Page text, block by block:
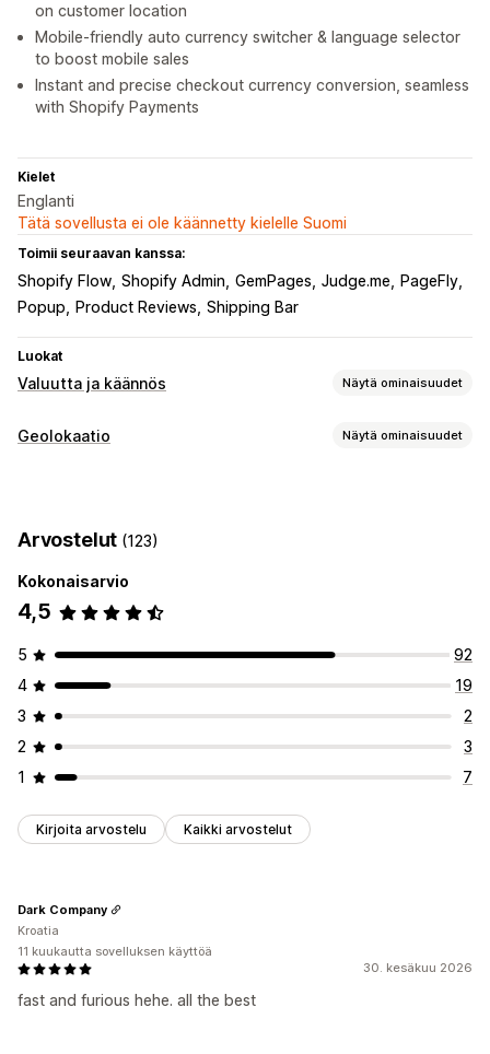
on customer location
Mobile-friendly auto currency switcher & language selector
to boost mobile sales
Instant and precise checkout currency conversion, seamless
with Shopify Payments
Kielet
Englanti
Tätä sovellusta ei ole käännetty kielelle Suomi
Toimii seuraavan kanssa:
Shopify Flow Shopify Admin GemPages Judge.me
PageFly
Popup
Product Reviews Shipping Bar
Luokat
Valuutta ja käännös Näytä ominaisuudet
Valuutan vaihto
Konekäännös Käännösten automaattinen synkronointi
Joukkokäännös Automaattinen uudelleenohjaus
Kielen vaihdin
Geolokaatio Näytä ominaisuudet
Automaattinen uudelleenohjaus
Manuaalinen uudelleenohjaus
Lokalisointiasetukset
Arvostelut (123)
Kokonaisarvio
4,5
5
92
4
19
3
2
2
3
1
7
Kirjoita arvostelu Kaikki arvostelut
30. kesäkuu 2026
fast and furious hehe. all the best
Dark Company
Kroatia
11 kuukautta sovelluksen käyttöä